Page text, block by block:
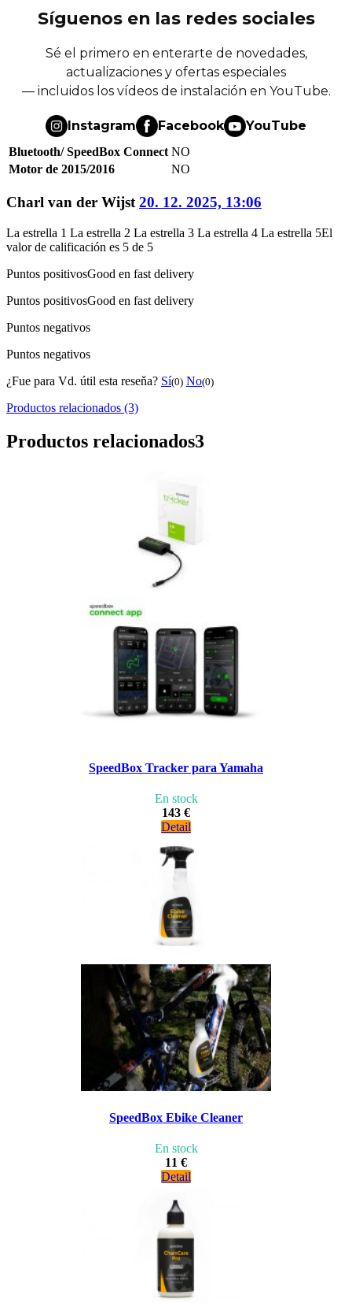
Síguenos en las redes sociales
Sé el primero en enterarte de novedades,
actualizaciones y ofertas especiales
— incluidos los vídeos de instalación en YouTube.
Instagram Facebook YouTube
Bluetooth/ SpeedBox Connect NO
Motor de 2015/2016
NO
Charl van der Wijst 20. 12. 2025, 13:06
La estrella 1 La estrella 2 La estrella 3 La estrella 4 La estrella 5El
valor de calificación es 5 de 5
Puntos positivosGood en fast delivery
Puntos positivosGood en fast delivery
Puntos negativos
Puntos negativos
¿Fue para Vd. útil esta reseňa? Sí(0) No(0)
Productos relacionados (3)
Productos relacionados3
SpeedBox Tracker para Yamaha
En stock
143 €
Detail
SpeedBox Ebike Cleaner
En stock
11 €
Detail